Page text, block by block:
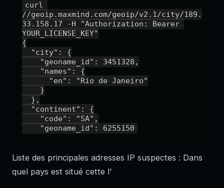
curl
//geoip.maxmind.com/geoip/v2.1/city/189.
33.158.17 -H "Authorization: Bearer
YOUR_LICENSE_KEY"
{
    "geoname_id": 6255150
Liste des principales adresses IP suspectes : Dans
quel pays est situé cette l’